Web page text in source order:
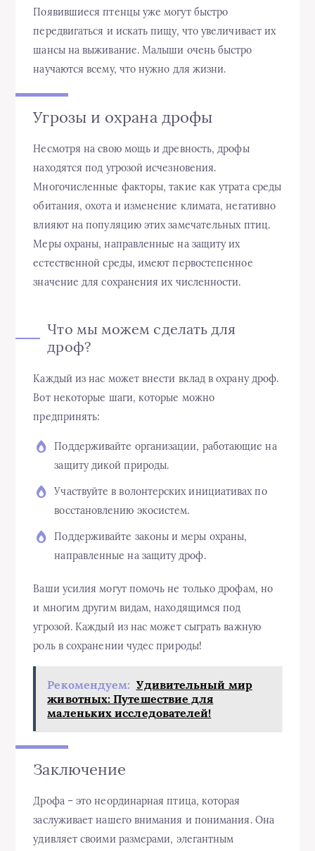
Появившиеся птенцы уже могут быстро
передвигаться и искать пищу, что увеличивает их
шансы на выживание. Малыши очень быстро
научаются всему, что нужно для жизни.
Угрозы и охрана дрофы
Несмотря на свою мощь и древность, дрофы
находятся под угрозой исчезновения.
Многочисленные факторы, такие как утрата среды
обитания, охота и изменение климата, негативно
влияют на популяцию этих замечательных птиц.
Меры охраны, направленные на защиту их
естественной среды, имеют первостепенное
значение для сохранения их численности.
Что мы можем сделать для
дроф?
Каждый из нас может внести вклад в охрану дроф.
Вот некоторые шаги, которые можно
предпринять:
Поддерживайте организации, работающие на
защиту дикой природы.
Участвуйте в волонтерских инициативах по
восстановлению экосистем.
Поддерживайте законы и меры охраны,
направленные на защиту дроф.
Ваши усилия могут помочь не только дрофам, но
и многим другим видам, находящимся под
угрозой. Каждый из нас может сыграть важную
роль в сохранении чудес природы!
Рекомендуем: Удивительный мир
животных: Путешествие для
маленьких исследователей!
Заключение
Дрофа – это неординарная птица, которая
заслуживает нашего внимания и понимания. Она
удивляет своими размерами, элегантным